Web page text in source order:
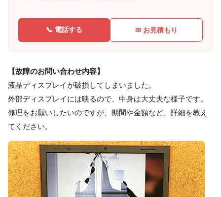
📞 電話する ✉ お見積もり
【故障のお問い合わせ内容】
液晶ディスプレイが破損してしまいました。
外部ディスプレイには映るので、中身は大丈夫な様子です。
修理をお願いしたいのですが、期間や金額など、詳細を教え
てください。